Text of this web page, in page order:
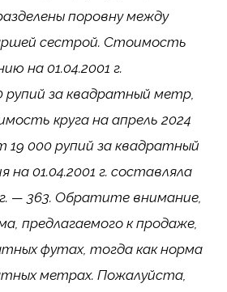
поровну между
сестрой. Стоимость
на 01.04.2001 г.
рупий за квадратный метр,
круга на апрель 2024
19 000 рупий за квадратный
на 01.04.2001 г. составляла
— 363. Обратите внимание,
предлагаемого к продаже,
футах, тогда как норма
метрах. Пожалуйста,